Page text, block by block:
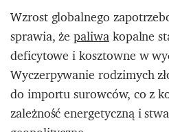
Wzrost globalnego
sprawia, żepaliwakopalne
deficytowe i kosztowne w
Wyczerpywanie rodzimych
do importu surowców, co z
zależność energetyczną i